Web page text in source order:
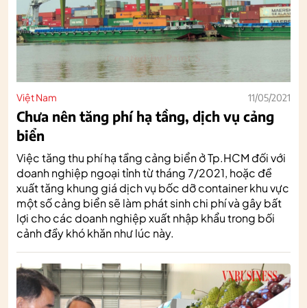
Việt Nam 11/05/2021
Chưa nên tăng phí hạ tầng, dịch vụ cảng
biển
Việc tăng thu phí hạ tầng cảng biển ở Tp.HCM đối với
doanh nghiệp ngoại tỉnh từ tháng 7/2021, hoặc đề
xuất tăng khung giá dịch vụ bốc dỡ container khu vực
một số cảng biển sẽ làm phát sinh chi phí và gây bất
lợi cho các doanh nghiệp xuất nhập khẩu trong bối
cảnh đầy khó khăn như lúc này.